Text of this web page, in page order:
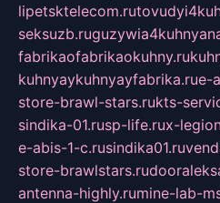
lipetsktelecom.ru
seksuzb.ru
fabrikaofabrikaokuhny.ru
kuhnyaykuhnyayfabrika.rue-
store-brawl-stars.rukts-
sindika-01.rusp-life.rux-
e-abis-1-c.rusindika01.ru
store-brawlstars.ru
antenna-highly.rumine-lab-